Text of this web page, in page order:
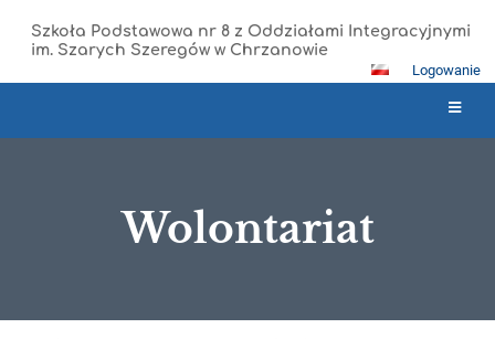
Szkoła Podstawowa nr 8 z Oddziałami Integracyjnymi
im. Szarych Szeregów w Chrzanowie
Logowanie
Wolontariat